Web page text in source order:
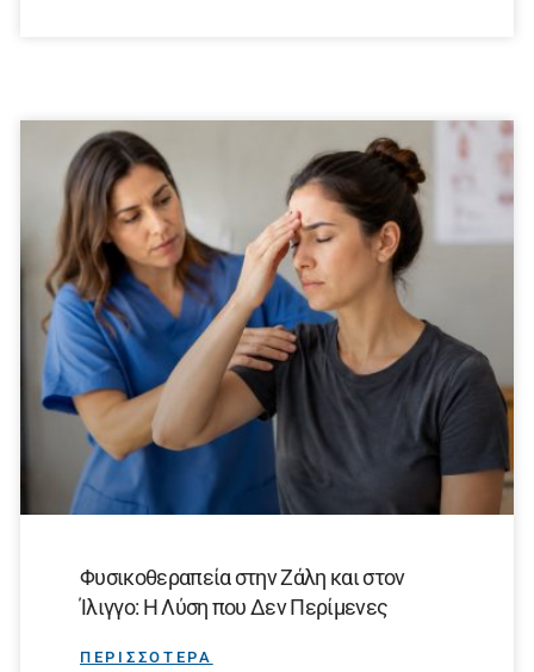
Φυσικοθεραπεία στην Ζάλη και στον
Ίλιγγο: Η Λύση που Δεν Περίμενες
ΠΕΡΙΣΣΟΤΕΡΑ